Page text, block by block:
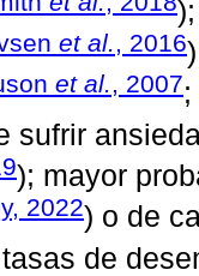
et al., 2016
et al., 2007;
sufrir
); mayor
2022) o de
de